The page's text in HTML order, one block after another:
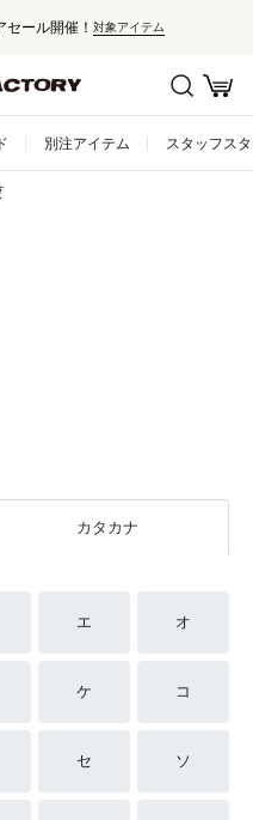
ール開催！ 対象アイテム
別注アイテム スタッフス
カタカナ
エ オ
ケ コ
セ ソ